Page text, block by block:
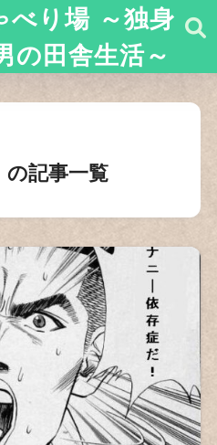
べり場 ～独身
の田舎生活～
の記事一覧